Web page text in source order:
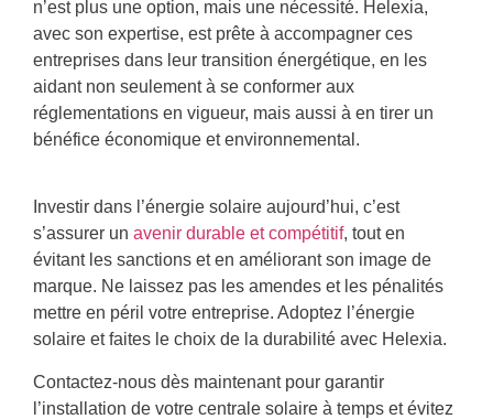
n’est plus une option, mais une nécessité. Helexia,
avec son expertise, est prête à accompagner ces
entreprises dans leur transition énergétique, en les
aidant non seulement à se conformer aux
réglementations en vigueur, mais aussi à en tirer un
bénéfice économique et environnemental.
Investir dans l’énergie solaire aujourd’hui, c’est
s’assurer un avenir durable et compétitif, tout en
évitant les sanctions et en améliorant son image de
marque. Ne laissez pas les amendes et les pénalités
mettre en péril votre entreprise. Adoptez l’énergie
solaire et faites le choix de la durabilité avec Helexia.
Contactez-nous dès maintenant pour garantir
l’installation de votre centrale solaire à temps et évitez